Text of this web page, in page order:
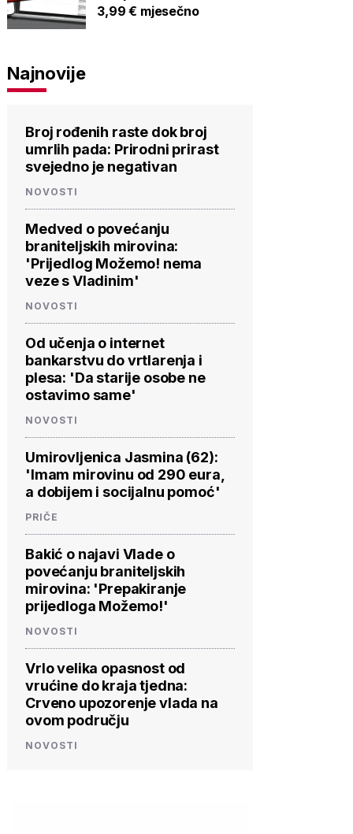
3,99 € mjesečno
Najnovije
Broj rođenih raste dok broj
umrlih pada: Prirodni prirast
svejedno je negativan
NOVOSTI
Medved o povećanju
braniteljskih mirovina:
'Prijedlog Možemo! nema
veze s Vladinim'
NOVOSTI
Od učenja o internet
bankarstvu do vrtlarenja i
plesa: 'Da starije osobe ne
ostavimo same'
NOVOSTI
Umirovljenica Jasmina (62):
'Imam mirovinu od 290 eura,
a dobijem i socijalnu pomoć'
PRIČE
Bakić o najavi Vlade o
povećanju braniteljskih
mirovina: 'Prepakiranje
prijedloga Možemo!'
NOVOSTI
Vrlo velika opasnost od
vrućine do kraja tjedna:
Crveno upozorenje vlada na
ovom području
NOVOSTI